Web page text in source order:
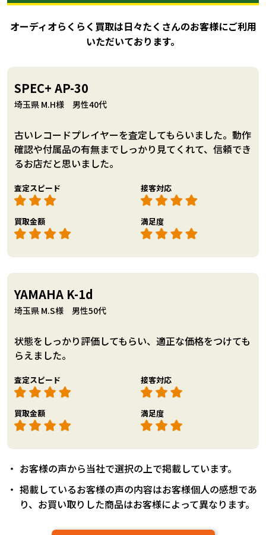
オーディオらくらく買取は日々たくさんのお客様にご利用
いただいております。
SPEC+ AP-30
埼玉県 M.H様 男性40代
古いレコードプレイヤーを査定してもらいました。動作
確認や付属品の有無までしっかり見てくれて、信頼でき
るお店だと思いました。
査定スピード 接客対応
買取金額 満足度
YAMAHA K-1d
埼玉県 M.S様 男性50代
状態をしっかり評価してもらい、適正な価格をつけても
らえました。
査定スピード 接客対応
買取金額 満足度
お客様の声から当社で選択の上で掲載しています。
掲載しているお客様の声の内容はお客様個人の感想であ
り、お買い取りした商品はお客様によって異なります。